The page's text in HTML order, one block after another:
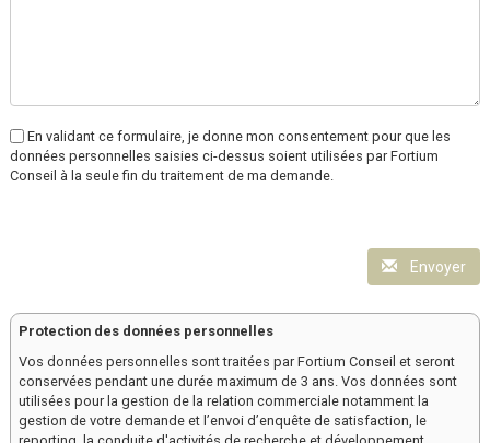
En validant ce formulaire, je donne mon consentement pour que les
données personnelles saisies ci-dessus soient utilisées par Fortium
Conseil à la seule fin du traitement de ma demande.
Envoyer
Protection des données personnelles
Vos données personnelles sont traitées par Fortium Conseil et seront
conservées pendant une durée maximum de 3 ans. Vos données sont
utilisées pour la gestion de la relation commerciale notamment la
gestion de votre demande et l’envoi d’enquête de satisfaction, le